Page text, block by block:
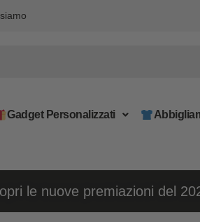
Gadget Personalizzati
le nuove premiazioni del